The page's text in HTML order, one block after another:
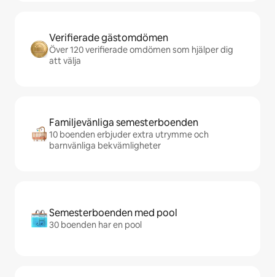
Verifierade gästomdömen
Över 120 verifierade omdömen som hjälper dig
att välja
Familjevänliga semesterboenden
10 boenden erbjuder extra utrymme och
barnvänliga bekvämligheter
Semesterboenden med pool
30 boenden har en pool